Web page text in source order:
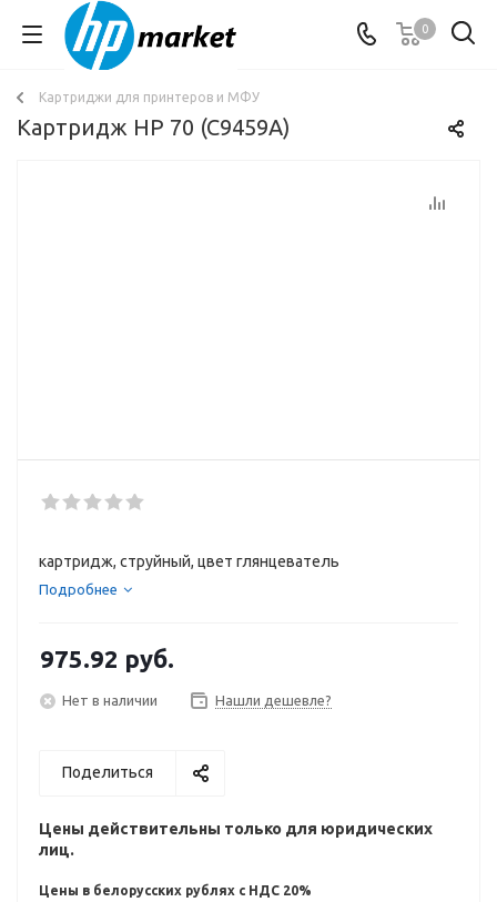
0
Картриджи для принтеров и МФУ
Картридж HP 70 (C9459A)
картридж, струйный, цвет глянцеватель
Подробнее
975.92 руб.
Нет в наличии Нашли дешевле?
Поделиться
Цены действительны только для юридических
лиц.
Цены в белорусских рублях с НДС 20%